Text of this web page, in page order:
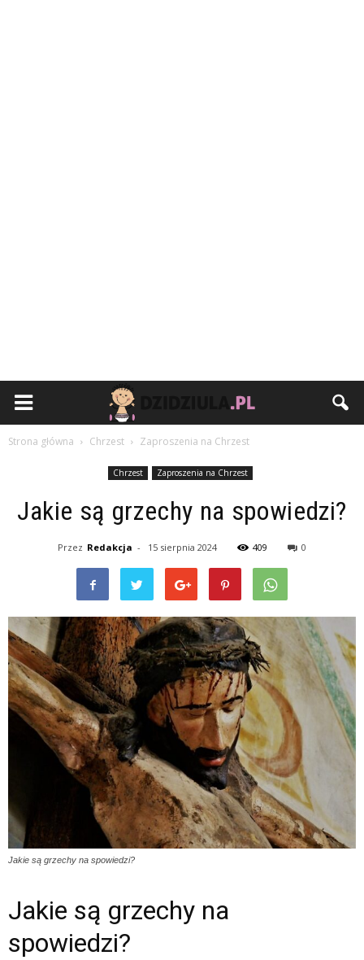
Strona główna Chrzest Zaproszenia na Chrzest
Chrzest Zaproszenia na Chrzest
Jakie są grzechy na spowiedzi?
Przez Redakcja - 15 sierpnia 2024 409 0
Jakie są grzechy na spowiedzi?
Jakie są grzechy na
spowiedzi?